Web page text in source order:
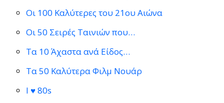
Οι 100 Καλύτερες του 21ου Αιώνα
Οι 50 Σειρές Ταινιών που…
Τα 10 Άχαστα ανά Είδος…
Τα 50 Καλύτερα Φιλμ Νουάρ
I ♥ 80s